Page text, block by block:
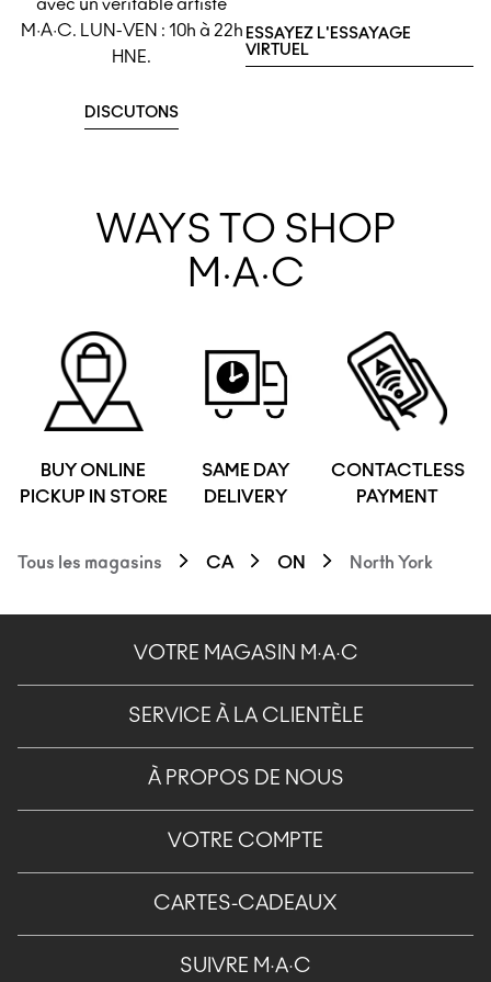
avec un véritable artiste
M·A·C. LUN-VEN : 10h à 22h
HNE.
DISCUTONS
ESSAYEZ L'ESSAYAGE
VIRTUEL
WAYS TO SHOP
M·A·C
BUY ONLINE
PICKUP IN STORE
SAME DAY
DELIVERY
CONTACTLESS
PAYMENT
Tous les magasins CA ON North York
VOTRE MAGASIN M·A·C
SERVICE À LA CLIENTÈLE
À PROPOS DE NOUS
VOTRE COMPTE
CARTES-CADEAUX
SUIVRE M·A·C